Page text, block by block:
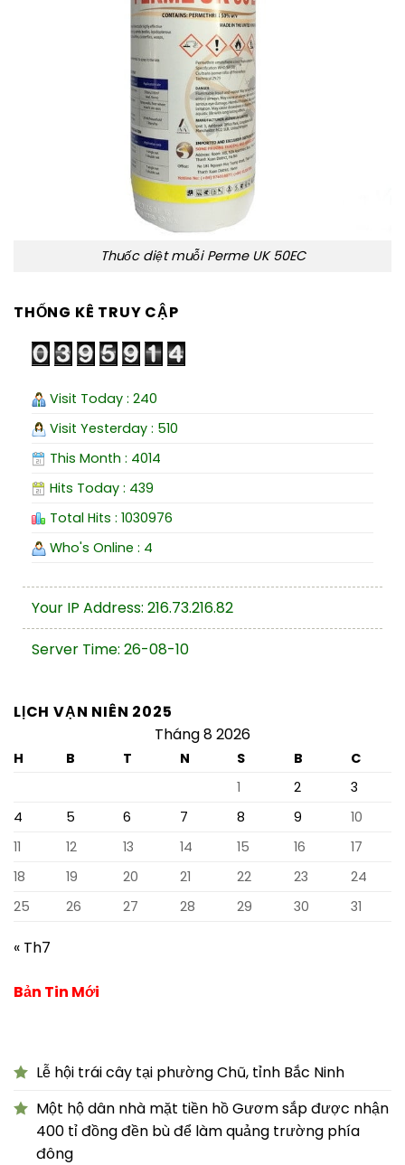
Thuốc diệt muỗi Perme UK 50EC
THỐNG KÊ TRUY CẬP
Visit Today : 240
Visit Yesterday : 510
This Month : 4014
Hits Today : 439
Total Hits : 1030976
Who's Online : 4
Your IP Address: 216.73.216.82
Server Time: 26-08-10
LỊCH VẠN NIÊN 2025
Tháng 8 2026
H B T N S B
C
1
2
3
4
5 6 7 8 9
10
11
12 13 14 15 16
17
18
19 20 21 22 23
24
25
26 27 28 29 30 31
« Th7
Bản Tin Mới
Lễ hội trái cây tại phường Chũ, tỉnh Bắc Ninh
Một hộ dân nhà mặt tiền hồ Gươm sắp được nhận
400 tỉ đồng đền bù để làm quảng trường phía
đông